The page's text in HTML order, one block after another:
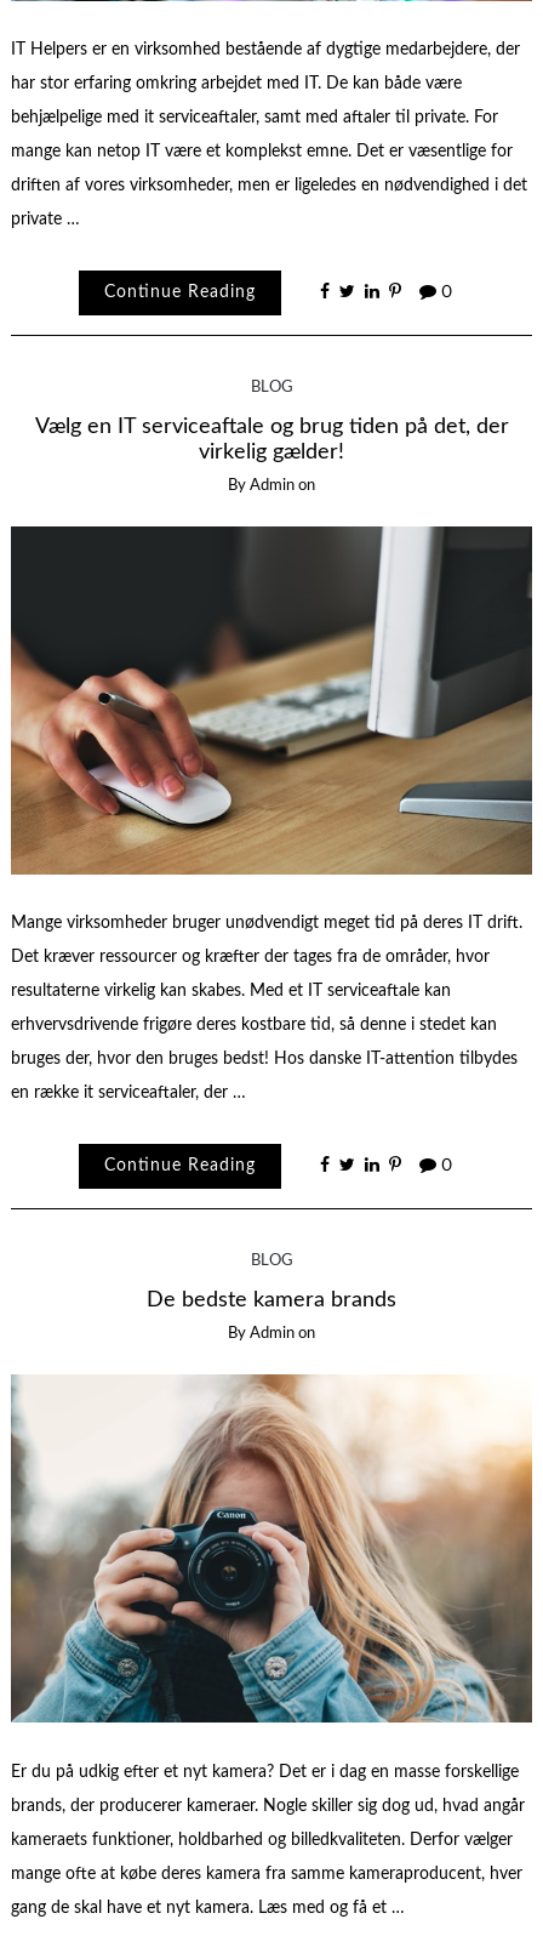
IT Helpers er en virksomhed bestående af dygtige medarbejdere, der
har stor erfaring omkring arbejdet med IT. De kan både være
behjælpelige med it serviceaftaler, samt med aftaler til private. For
mange kan netop IT være et komplekst emne. Det er væsentlige for
driften af vores virksomheder, men er ligeledes en nødvendighed i det
private …
Continue Reading 0
BLOG
Vælg en IT serviceaftale og brug tiden på det, der
virkelig gælder!
By Admin on
Mange virksomheder bruger unødvendigt meget tid på deres IT drift.
Det kræver ressourcer og kræfter der tages fra de områder, hvor
resultaterne virkelig kan skabes. Med et IT serviceaftale kan
erhvervsdrivende frigøre deres kostbare tid, så denne i stedet kan
bruges der, hvor den bruges bedst! Hos danske IT-attention tilbydes
en række it serviceaftaler, der …
Continue Reading 0
BLOG
De bedste kamera brands
By Admin on
Er du på udkig efter et nyt kamera? Det er i dag en masse forskellige
brands, der producerer kameraer. Nogle skiller sig dog ud, hvad angår
kameraets funktioner, holdbarhed og billedkvaliteten. Derfor vælger
mange ofte at købe deres kamera fra samme kameraproducent, hver
gang de skal have et nyt kamera. Læs med og få et …